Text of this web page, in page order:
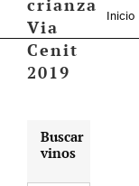
crianza
Via
Cenit
2019
Inicio
Buscar
vinos